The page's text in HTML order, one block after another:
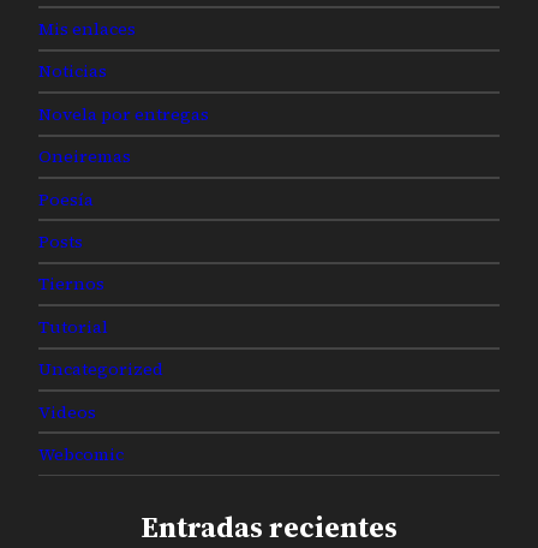
Mis enlaces
Noticias
Novela por entregas
Oneiremas
Poesía
Posts
Tiernos
Tutorial
Uncategorized
Videos
Webcomic
Entradas recientes